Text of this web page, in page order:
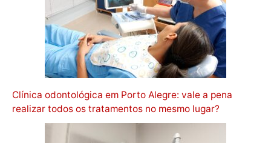
Clínica odontológica em Porto Alegre: vale a pena
realizar todos os tratamentos no mesmo lugar?